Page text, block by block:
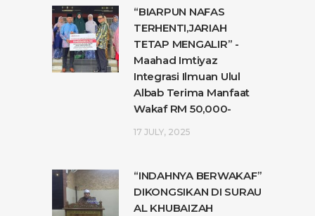
“BIARPUN NAFAS
TERHENTI,JARIAH
TETAP MENGALIR” -
Maahad Imtiyaz
Integrasi Ilmuan Ulul
Albab Terima Manfaat
Wakaf RM 50,000-
17 JULY, 2025
“INDAHNYA BERWAKAF”
DIKONGSIKAN DI SURAU
AL KHUBAIZAH